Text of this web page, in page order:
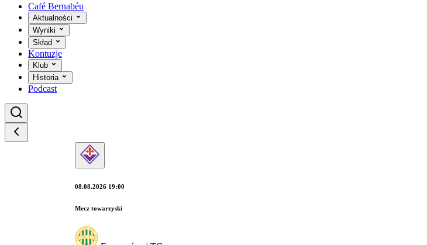
Café Bernabéu
Aktualności
Wyniki
Skład
Kontuzje
Klub
Historia
Podcast
08.08.2026 19:00
Mecz towarzyski